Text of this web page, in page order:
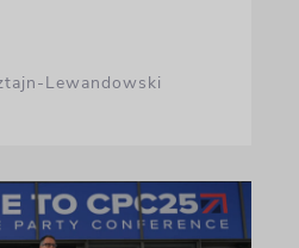
Lewandowski